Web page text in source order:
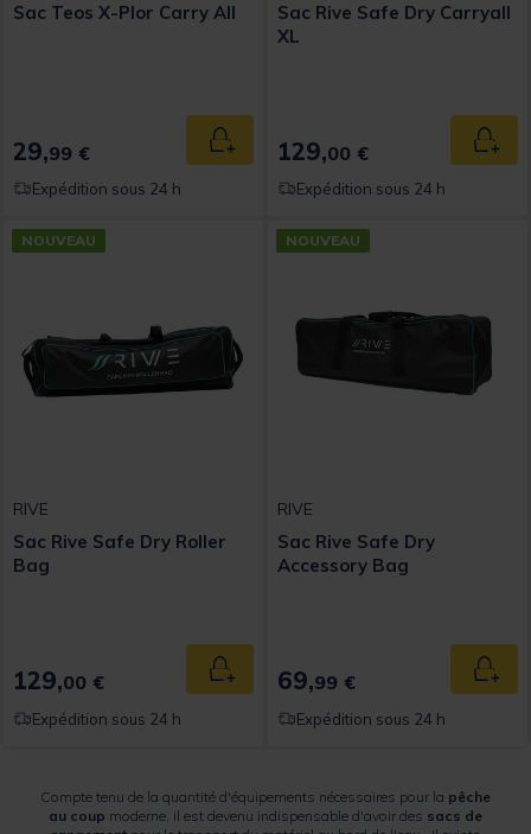
Sac Teos X-Plor Carry All
29,99 € Ajouter au panier
Expédition sous 24 h
Sac Rive Safe Dry Carryall
XL
129,00 €
Expédition sous 24 h
NOUVEAU
RIVE
Sac Rive Safe Dry Roller
Bag
129,00 € Ajouter au panier
Expédition sous 24 h
NOUVEAU
RIVE
Sac Rive Safe Dry
Accessory Bag
69,99 €
Expédition sous 24 h
Compte tenu de la quantité d'équipements nécessaires pour la pêche
au coup moderne, il est devenu indispensable d'avoir des sacs de